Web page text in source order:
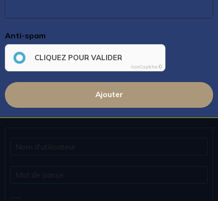
Anti-spam
CLIQUEZ POUR VALIDER
IconCaptcha ©
Ajouter